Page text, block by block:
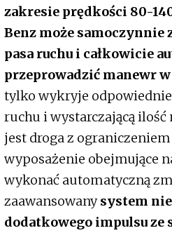
zakresie prędkości 80-
Benz może samoczynnie
pasa ruchu i całkowicie
przeprowadzić manewr
tylko wykryje odpowiednie
ruchu i wystarczającą
jest droga z
wyposażenie obejmujące
wykonać automatyczną
zaawansowanysystem
dodatkowego impulsu